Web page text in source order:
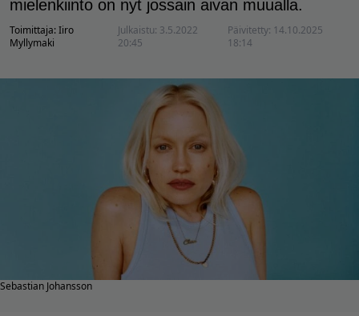
mielenkiinto on nyt jossain aivan muualla.
Toimittaja:Iiro
Myllymaki
Julkaistu: 3.5.2022
20:45
Päivitetty: 14.10.2025
18:14
Sebastian Johansson